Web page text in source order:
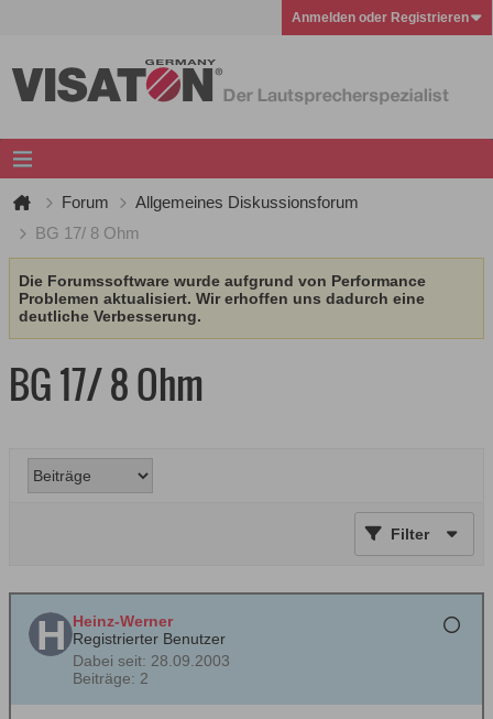
Anmelden oder Registrieren
Forum
Allgemeines Diskussionsforum
BG 17/ 8 Ohm
Die Forumssoftware wurde aufgrund von Performance
Problemen aktualisiert. Wir erhoffen uns dadurch eine
deutliche Verbesserung.
BG 17/ 8 Ohm
Filter
Heinz-Werner
Registrierter Benutzer
Dabei seit: 28.09.2003
Beiträge: 2